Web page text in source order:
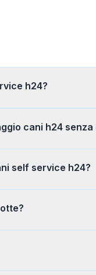
h24?
cani h24
self service h24?